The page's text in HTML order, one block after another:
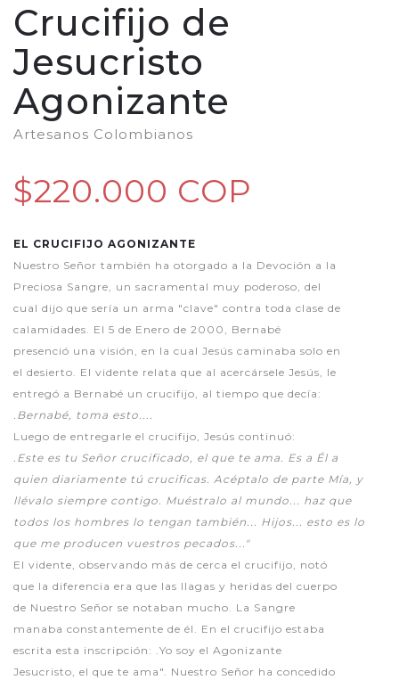
Crucifijo de
Jesucristo
Agonizante
Artesanos Colombianos
$220.000 COP
EL CRUCIFIJO AGONIZANTE
Nuestro Señor también ha otorgado a la Devoción a la
Preciosa Sangre, un sacramental muy poderoso, del
cual dijo que sería un arma "clave" contra toda clase de
calamidades. El 5 de Enero de 2000, Bernabé
presenció una visión, en la cual Jesús caminaba solo en
el desierto. El vidente relata que al acercársele Jesús, le
entregó a Bernabé un crucifijo, al tiempo que decía:
.Bernabé, toma esto....
Luego de entregarle el crucifijo, Jesús continuó:
.Este es tu Señor crucificado, el que te ama. Es a Él a
quien diariamente tú crucificas. Acéptalo de parte Mía, y
llévalo siempre contigo. Muéstralo al mundo... haz que
todos los hombres lo tengan también... Hijos... esto es lo
que me producen vuestros pecados..."
El vidente, observando más de cerca el crucifijo, notó
que la diferencia era que las llagas y heridas del cuerpo
de Nuestro Señor se notaban mucho. La Sangre
manaba constantemente de él. En el crucifijo estaba
escrita esta inscripción: .Yo soy el Agonizante
Jesucristo, el que te ama". Nuestro Señor ha concedido